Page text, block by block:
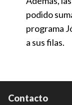
podido
programa
a sus filas.
Contacto